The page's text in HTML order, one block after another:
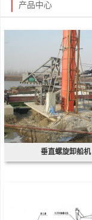
产品中心
垂直螺旋卸船机